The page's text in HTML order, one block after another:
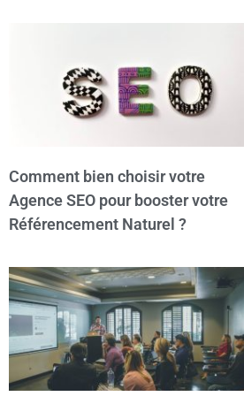
Comment bien choisir votre
Agence SEO pour booster votre
Référencement Naturel ?